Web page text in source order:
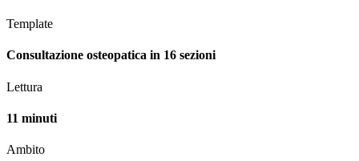
Template
Consultazione osteopatica in 16 sezioni
Lettura
11 minuti
Ambito